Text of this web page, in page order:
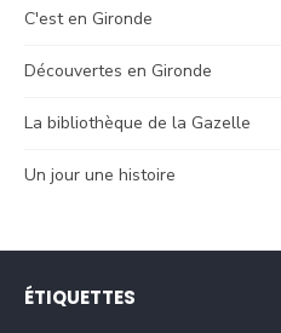
C'est en Gironde
Découvertes en Gironde
La bibliothèque de la Gazelle
Un jour une histoire
ÉTIQUETTES